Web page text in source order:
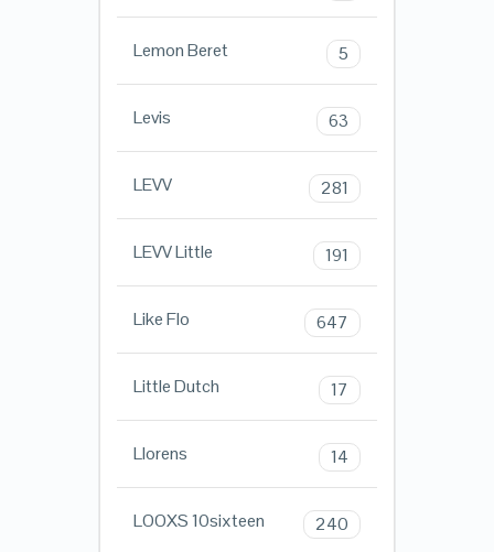
Lemon Beret 5
Levis 63
LEVV 281
LEVV Little 191
Like Flo 647
Little Dutch 17
Llorens 14
LOOXS 10sixteen 240